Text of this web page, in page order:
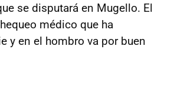
se disputará en Mugello. El
médico que ha
y en el hombro va por buen